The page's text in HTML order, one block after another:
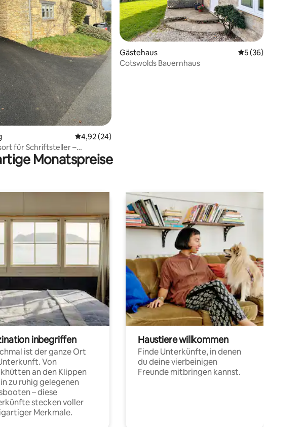
4,92 von 5, 192 Bewertungen
Durchschnittliche Bewertung: 4,92 von 5, 24 Bewertungen
4,92 (24)
für Schriftsteller –
des Schreiner-Cottages
Gästehaus Durchschnittliche
5 (36)
Cotswolds Bauernhaus
Monatspreise
inbegriffen
ist der ganze Ort
Von
an den Klippen
zu ruhig gelegenen
– diese
stecken voller
Merkmale.
Haustiere willkommen
Finde Unterkünfte, in denen
du deine vierbeinigen
Freunde mitbringen kannst.